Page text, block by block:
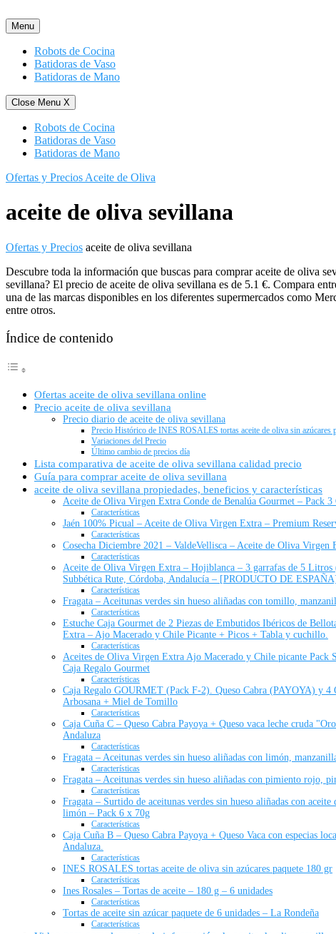
al
contenido
Menu
Robots de Cocina
Batidoras de Vaso
Batidoras de Mano
Close Menu X
Robots de Cocina
Batidoras de Vaso
Batidoras de Mano
Ofertas y Precios Aceite de Oliva
aceite de oliva sevillana
Ofertas y Precios aceite de oliva sevillana
Descubre toda la información que buscas para comprar aceite de oliva
sevillana? El precio de aceite de oliva sevillana es de 5.1 €. Compara
una de las marcas disponibles en los diferentes supermercados como
entre otros.
Índice de contenido
Ofertas aceite de oliva sevillana online
Precio aceite de oliva sevillana
Precio diario de aceite de oliva sevillana
Precio Histórico de INES ROSALES tortas aceite de oliva sin azúcares
Variaciones del Precio
Último cambio de precios día
Lista comparativa de aceite de oliva sevillana calidad precio
Guía para comprar aceite de oliva sevillana
aceite de oliva sevillana propiedades, beneficios y características
Aceite de Oliva Virgen Extra Conde de Benalúa Gourmet – Pack
Características
Jaén 100% Picual – Aceite de Oliva Virgen Extra – Premium
Características
Cosecha Diciembre 2021 – ValdeVellisca – Aceite de Oliva
Características
Aceite de Oliva Virgen Extra – Hojiblanca – 3 garrafas de 5
Subbética Rute, Córdoba, Andalucía – [PRODUCTO DE ESPAÑA]
Características
Fragata – Aceitunas verdes sin hueso aliñadas con tomillo,
Características
Estuche Caja Gourmet de 2 Piezas de Embutidos Ibéricos de
Extra – Ajo Macerado y Chile Picante + Picos + Tabla y cuchillo.
Características
Aceites de Oliva Virgen Extra Ajo Macerado y Chile picante Pack
Caja Regalo Gourmet
Características
Caja Regalo GOURMET (Pack F-2). Queso Cabra (PAYOYA) y 4
Arbosana + Miel de Tomillo
Características
Caja Cuña C – Queso Cabra Payoya + Queso vaca leche cruda
Andaluza
Características
Fragata – Aceitunas verdes sin hueso aliñadas con limón,
Características
Fragata – Aceitunas verdes sin hueso aliñadas con pimiento rojo,
Características
Fragata – Surtido de aceitunas verdes sin hueso aliñadas con
limón – Pack 6 x 70g
Características
Caja Cuña B – Queso Cabra Payoya + Queso Vaca con especias
Andaluza.
Características
INES ROSALES tortas aceite de oliva sin azúcares paquete 180 gr
Características
Ines Rosales – Tortas de aceite – 180 g – 6 unidades
Características
Tortas de aceite sin azúcar paquete de 6 unidades – La Rondeña
Características